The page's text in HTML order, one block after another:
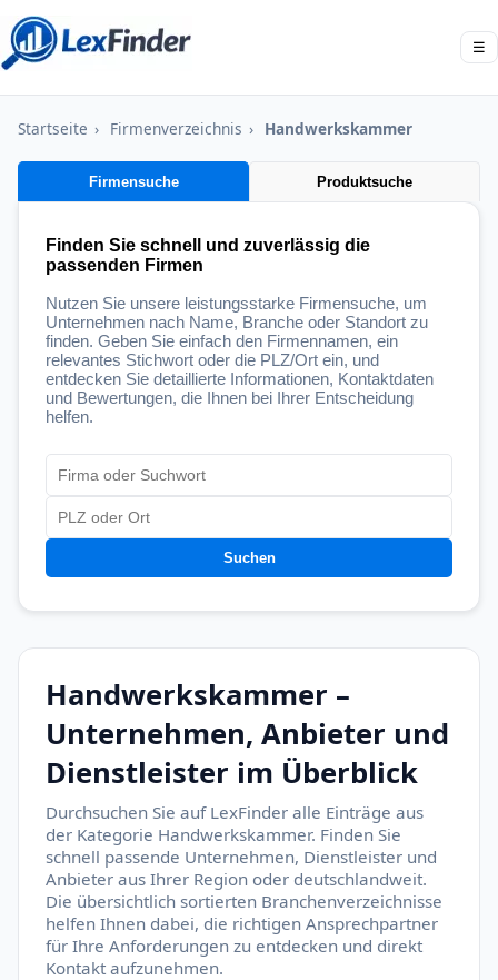
☰
Startseite › Firmenverzeichnis › Handwerkskammer
Firmensuche Produktsuche
Finden Sie schnell und zuverlässig die
passenden Firmen
Nutzen Sie unsere leistungsstarke Firmensuche, um
Unternehmen nach Name, Branche oder Standort zu
finden. Geben Sie einfach den Firmennamen, ein
relevantes Stichwort oder die PLZ/Ort ein, und
entdecken Sie detaillierte Informationen, Kontaktdaten
und Bewertungen, die Ihnen bei Ihrer Entscheidung
helfen.
Suchen
Handwerkskammer –
Unternehmen, Anbieter und
Dienstleister im Überblick
Durchsuchen Sie auf LexFinder alle Einträge aus
der Kategorie Handwerkskammer. Finden Sie
schnell passende Unternehmen, Dienstleister und
Anbieter aus Ihrer Region oder deutschlandweit.
Die übersichtlich sortierten Branchenverzeichnisse
helfen Ihnen dabei, die richtigen Ansprechpartner
für Ihre Anforderungen zu entdecken und direkt
Kontakt aufzunehmen.